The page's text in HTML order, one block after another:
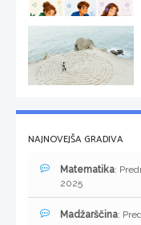
NAJNOVEJŠA GRADIVA
Matematika:
2025
Madžarščina: